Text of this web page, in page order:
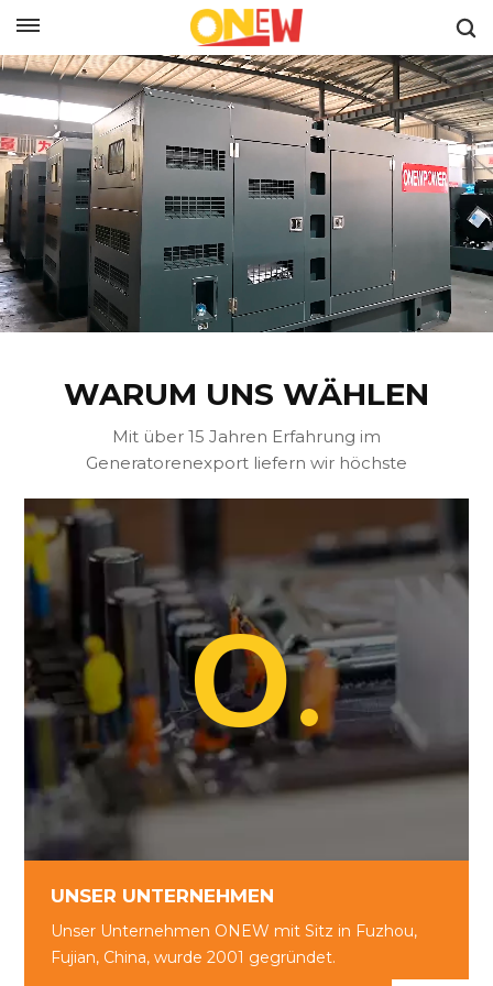
WARUM UNS WÄHLEN
Mit über 15 Jahren Erfahrung im
Generatorenexport liefern wir höchste
und individuelle Stromversorgungslösungen,
die auf Ihre Bedürfnisse zugeschnitten sind.
O
UNSER UNTERNEHMEN
Unser Unternehmen ONEW mit Sitz in Fuzhou,
Fujian, China, wurde 2001 gegründet.
O
UNSER UNTERNEHMEN
Unser Unternehmen ONEW mit Sitz in
MEHR